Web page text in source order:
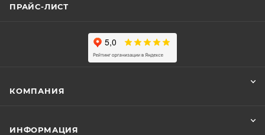
ПРАЙС-ЛИСТ
КОМПАНИЯ
ИНФОРМАЦИЯ